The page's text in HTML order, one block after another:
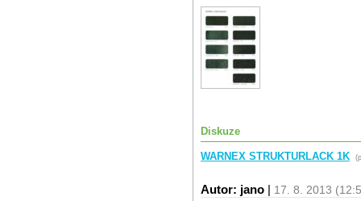
Diskuze
WARNEX STRUKTURLACK 1K
Autor: jano | 17. 8. 2013